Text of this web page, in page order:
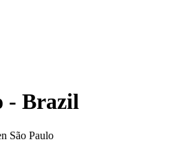
- Brazil
São Paulo